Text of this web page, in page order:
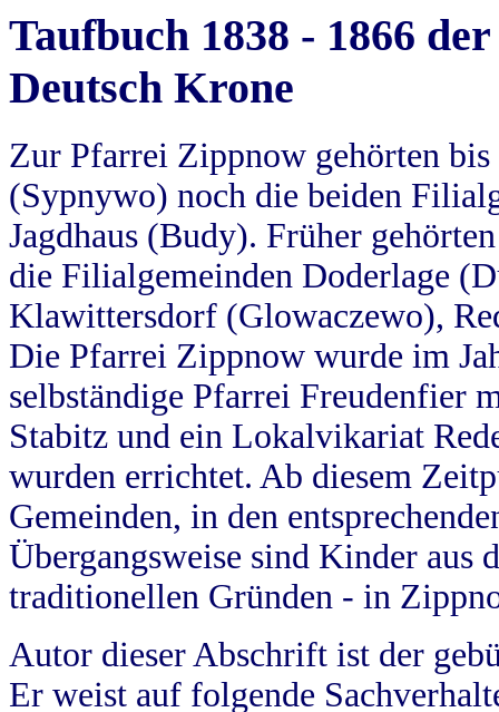
Taufbuch 1838 - 1866
Deutsch Krone
Zur Pfarrei Zippnow gehörten
(Sypnywo) noch die beiden
Jagdhaus (Budy). Früher
die Filialgemeinden Doderlage
Klawittersdorf (Glowaczewo),
Die Pfarrei Zippnow wurde im
selbständige Pfarrei Freudenfier
Stabitz und ein Lokalvikariat
wurden errichtet. Ab diesem
Gemeinden, in den
Übergangsweise sind Kinder aus
traditionellen Gründen - in
Autor dieser Abschrift ist der
Er weist auf folgende